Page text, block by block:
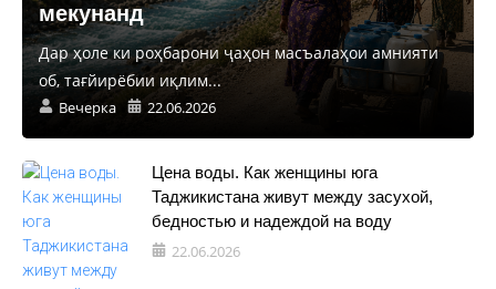
мекунанд
Дар ҳоле ки роҳбарони ҷаҳон масъалаҳои амнияти
об, тағйирёбии иқлим...
Вечерка 22.06.2026
Цена воды. Как женщины юга
Таджикистана живут между засухой,
бедностью и надеждой на воду
22.06.2026